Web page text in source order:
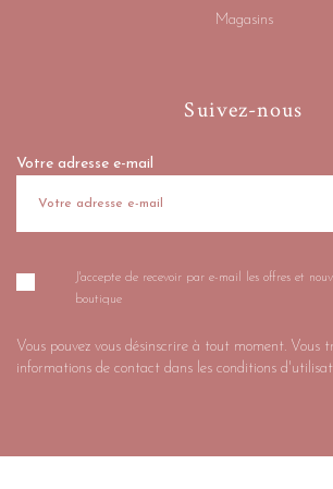
Magasins
Suivez-nous
Votre adresse e-mail
J'accepte de recevoir par e-mail les offres et
boutique
Vous pouvez vous désinscrire à tout moment. Vous
informations de contact dans les conditions